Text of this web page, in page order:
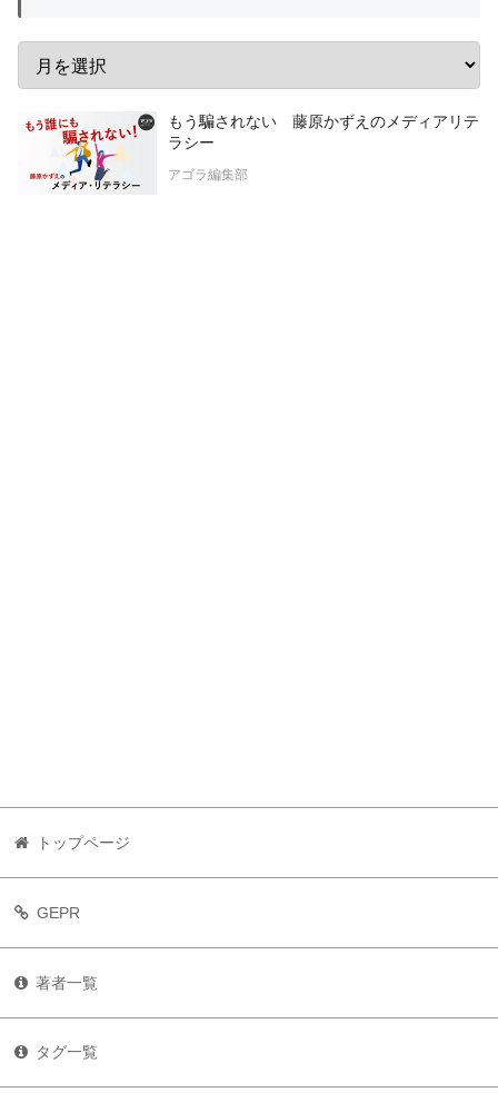
もう騙されない 藤原かずえのメディアリテ
ラシー
アゴラ編集部
トップページ
GEPR
著者一覧
タグ一覧